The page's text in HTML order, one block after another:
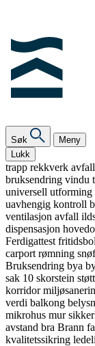
Søk
Meny
Lukk
trapp rekkverk
bruksendring vindu
universell utforming
uavhengig kontroll
ventilasjon avfall
dispensasjon
Ferdigattest
carport rømning
Bruksendring bya
sak 10 skorstein
korridor
verdi balkong
mikrohus mur
avstand bra Brann
kvalitetssikring